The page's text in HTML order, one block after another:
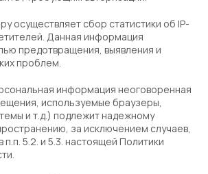
осуществляет сбор статистики об IP-
Данная информация
предотвращения, выявления и
проблем.
информация неоговоренная
используемые браузеры,
и т.д.) подлежит надежному
за исключением случаев,
5.2. и 5.3. настоящей Политики